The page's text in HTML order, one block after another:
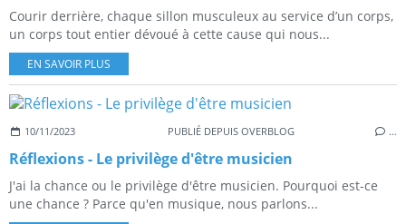
Courir derrière, chaque sillon musculeux au service d’un corps,
un corps tout entier dévoué à cette cause qui nous...
EN SAVOIR PLUS
10/11/2023 PUBLIÉ DEPUIS OVERBLOG …
Réflexions - Le privilège d'être musicien
J'ai la chance ou le privilège d'être musicien. Pourquoi est-ce
une chance ? Parce qu'en musique, nous parlons...